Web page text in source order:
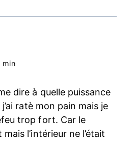
min
dire à quelle puissance
ratè mon pain mais je
trop fort. Car le
l’intérieur ne l’était